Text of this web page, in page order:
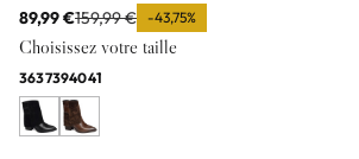
89,99 €159,99 € -43,75%
Choisissez votre taille
3637394041